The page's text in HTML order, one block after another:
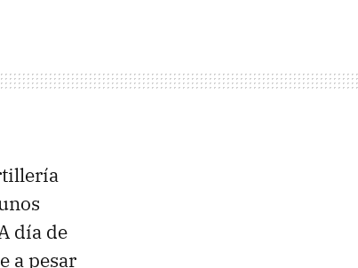
día de
a pesar